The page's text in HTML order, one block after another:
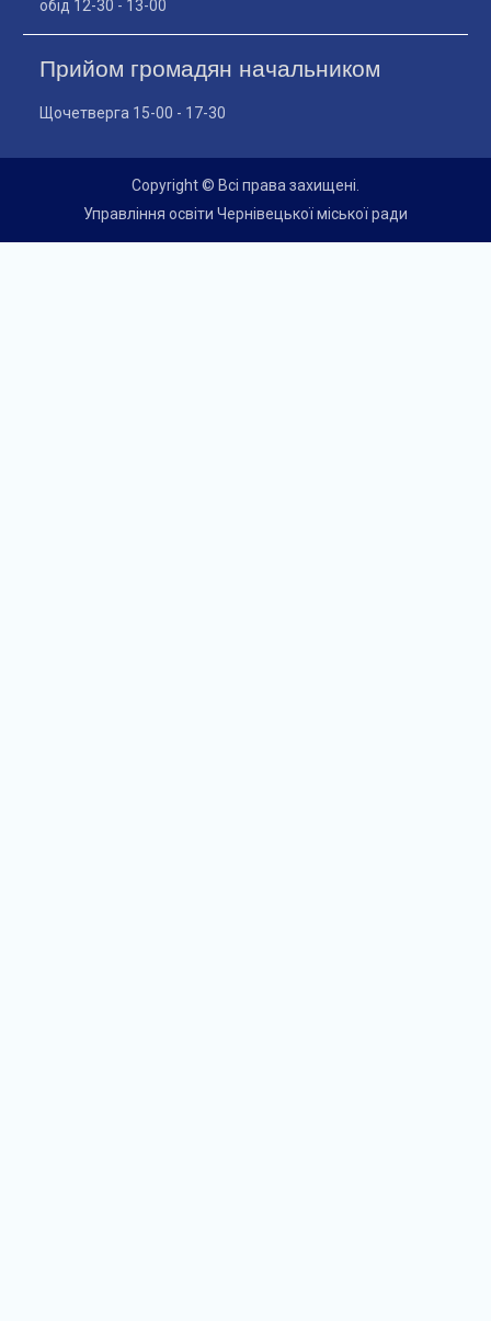
обід 12-30 - 13-00
Прийом громадян начальником
Щочетверга 15-00 - 17-30
Copyright © Всі права захищені.
Управління освіти Чернівецької міської ради